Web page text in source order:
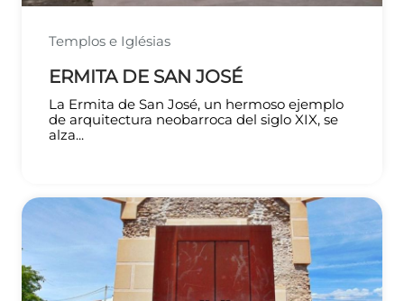
Templos e Iglésias
ERMITA DE SAN JOSÉ
La Ermita de San José, un hermoso ejemplo
de arquitectura neobarroca del siglo XIX, se
alza...